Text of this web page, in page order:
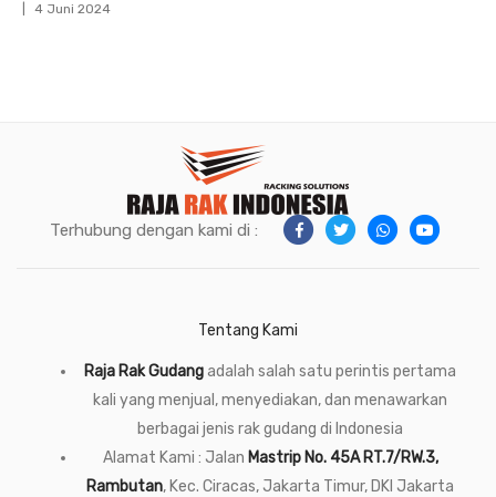
4 Juni 2024
Terhubung dengan kami di :
Tentang Kami
Raja Rak Gudangadalah salah satu perintis pertama
kali yang menjual, menyediakan, dan menawarkan
berbagai jenis rak gudang di Indonesia
Alamat Kami : Jalan Mastrip No. 45A RT.7/RW.3,
Rambutan, Kec. Ciracas, Jakarta Timur, DKI Jakarta